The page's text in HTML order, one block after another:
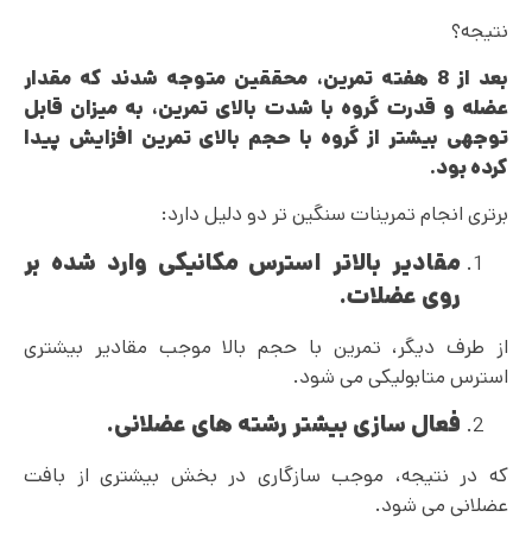
نتیجه؟
بعد از 8 هفته تمرین، محققین متوجه شدند که مقدار
عضله و قدرت گروه با شدت بالای تمرین، به میزان قابل
توجهی بیشتر از گروه با حجم بالای تمرین افزایش پیدا
کرده بود.
برتری انجام تمرینات سنگین تر دو دلیل دارد:
مقادیر بالاتر استرس مکانیکی وارد شده بر
روی عضلات.
از طرف دیگر، تمرین با حجم بالا موجب مقادیر بیشتری
استرس متابولیکی می شود.
فعال سازی بیشتر رشته های عضلانی.
که در نتیجه، موجب سازگاری در بخش بیشتری از بافت
عضلانی می شود.